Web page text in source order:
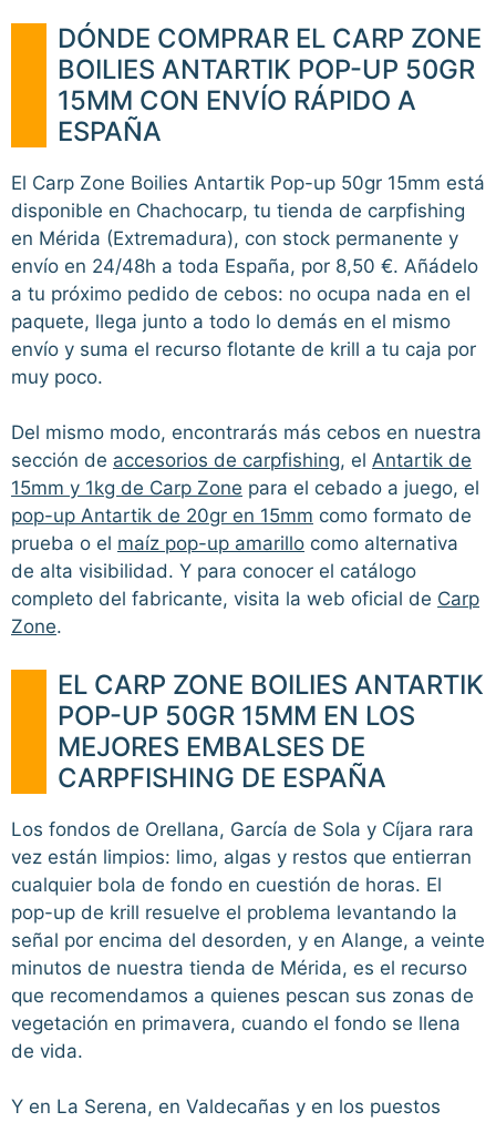
DÓNDE COMPRAR EL CARP ZONE
BOILIES ANTARTIK POP-UP 50GR
15MM CON ENVÍO RÁPIDO A
ESPAÑA
El Carp Zone Boilies Antartik Pop-up 50gr 15mm está
disponible en Chachocarp, tu tienda de carpfishing
en Mérida (Extremadura), con stock permanente y
envío en 24/48h a toda España, por 8,50 €. Añádelo
a tu próximo pedido de cebos: no ocupa nada en el
paquete, llega junto a todo lo demás en el mismo
envío y suma el recurso flotante de krill a tu caja por
muy poco.
Del mismo modo, encontrarás más cebos en nuestra
sección de accesorios de carpfishing, el Antartik de
15mm y 1kg de Carp Zone para el cebado a juego, el
pop-up Antartik de 20gr en 15mm como formato de
prueba o el maíz pop-up amarillo como alternativa
de alta visibilidad. Y para conocer el catálogo
completo del fabricante, visita la web oficial de Carp
Zone.
EL CARP ZONE BOILIES ANTARTIK
POP-UP 50GR 15MM EN LOS
MEJORES EMBALSES DE
CARPFISHING DE ESPAÑA
Los fondos de Orellana, García de Sola y Cíjara rara
vez están limpios: limo, algas y restos que entierran
cualquier bola de fondo en cuestión de horas. El
pop-up de krill resuelve el problema levantando la
señal por encima del desorden, y en Alange, a veinte
minutos de nuestra tienda de Mérida, es el recurso
que recomendamos a quienes pescan sus zonas de
vegetación en primavera, cuando el fondo se llena
de vida.
Y en La Serena, en Valdecañas y en los puestos